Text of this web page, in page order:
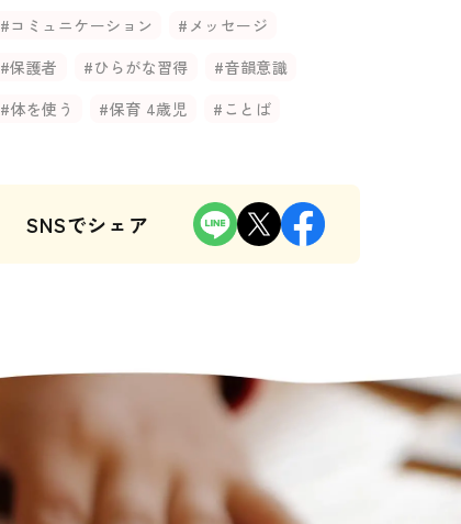
#コミュニケーション
#メッセージ
#保護者
#ひらがな習得
#音韻意識
#体を使う
#保育 4歳児 #ことば
SNSでシェア